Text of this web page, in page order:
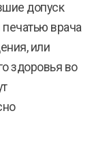
допуск
врача
или
здоровья во